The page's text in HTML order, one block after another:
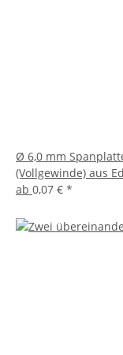
Ø 6,0 mm
(Vollgewinde) aus
ab 0,07 € *